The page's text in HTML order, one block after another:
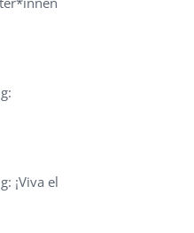
¡Viva el